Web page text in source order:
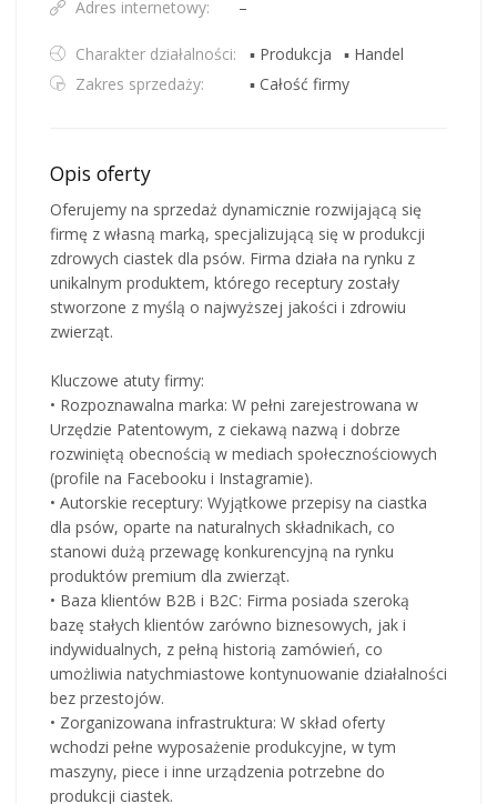
Adres internetowy:
–
Charakter działalności: ▪ Produkcja
▪ Handel
Zakres sprzedaży:
▪ Całość firmy
Opis oferty
Oferujemy na sprzedaż dynamicznie rozwijającą się
firmę z własną marką, specjalizującą się w produkcji
zdrowych ciastek dla psów. Firma działa na rynku z
unikalnym produktem, którego receptury zostały
stworzone z myślą o najwyższej jakości i zdrowiu
zwierząt.
Kluczowe atuty firmy:
• Rozpoznawalna marka: W pełni zarejestrowana w
Urzędzie Patentowym, z ciekawą nazwą i dobrze
rozwiniętą obecnością w mediach społecznościowych
(profile na Facebooku i Instagramie).
• Autorskie receptury: Wyjątkowe przepisy na ciastka
dla psów, oparte na naturalnych składnikach, co
stanowi dużą przewagę konkurencyjną na rynku
produktów premium dla zwierząt.
• Baza klientów B2B i B2C: Firma posiada szeroką
bazę stałych klientów zarówno biznesowych, jak i
indywidualnych, z pełną historią zamówień, co
umożliwia natychmiastowe kontynuowanie działalności
bez przestojów.
• Zorganizowana infrastruktura: W skład oferty
wchodzi pełne wyposażenie produkcyjne, w tym
maszyny, piece i inne urządzenia potrzebne do
produkcji ciastek.